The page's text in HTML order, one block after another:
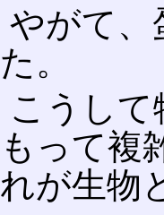
やがて、
た。
こうし
もって複
れが生物